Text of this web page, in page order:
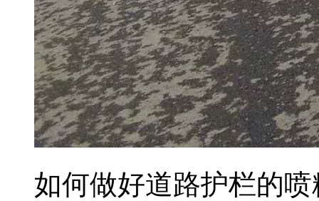
如何做好道路护栏的喷